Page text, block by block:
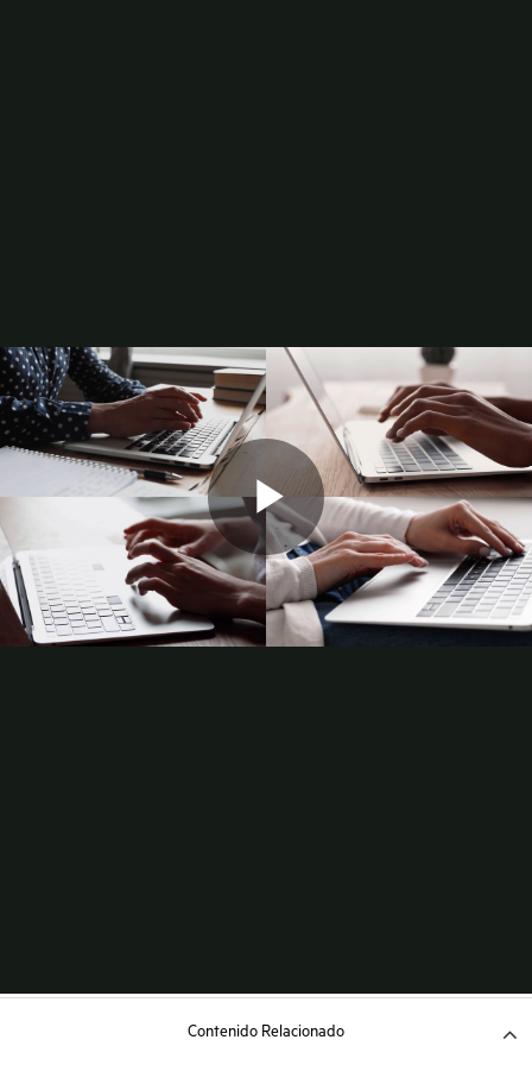
Contenido Relacionado